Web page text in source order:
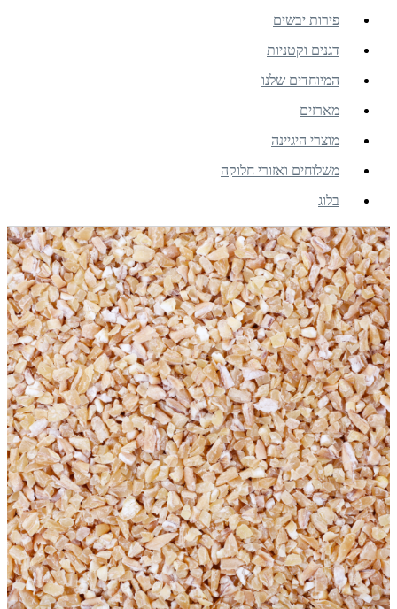
פירות יבשים
דגנים וקטניות
המיוחדים שלנו
מארזים
מוצרי היגיינה
משלוחים ואזורי חלוקה
בלוג